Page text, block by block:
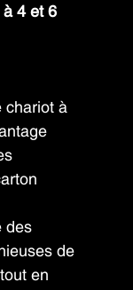
4 et 6
chariot à
des
de
en